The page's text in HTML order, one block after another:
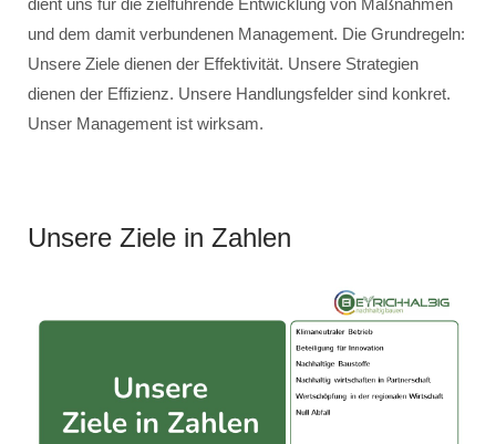
und dem damit verbundenen Management. Die Grundregeln:
Unsere Ziele dienen der Effektivität. Unsere Strategien
dienen der Effizienz. Unsere Handlungsfelder sind konkret.
Unser Management ist wirksam.
Unsere Ziele in Zahlen